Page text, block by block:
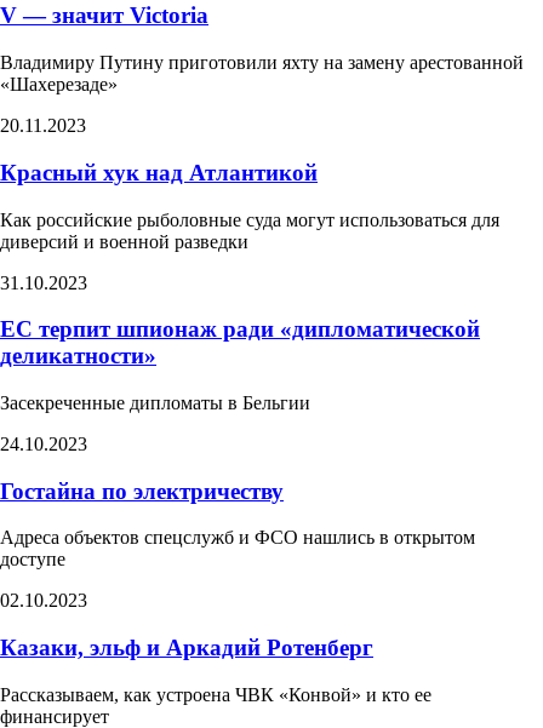
V — значит Victoria
Владимиру Путину приготовили яхту на замену арестованной
«Шахерезаде»
20.11.2023
Красный хук над Атлантикой​
Как российские рыболовные суда могут использоваться для
диверсий и военной разведки​
31.10.2023
ЕС терпит шпионаж ради «дипломатической
деликатности»​
Засекреченные дипломаты в Бельгии
24.10.2023
Гостайна по электричеству
Адреса объектов спецслужб и ФСО нашлись в открытом
доступе​
02.10.2023
Казаки, эльф и Аркадий Ротенберг​
Рассказываем, как устроена ЧВК «Конвой» и кто ее
финансирует​